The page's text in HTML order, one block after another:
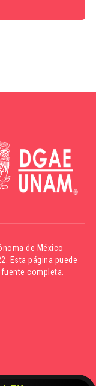
de México
Esta página puede
completa.